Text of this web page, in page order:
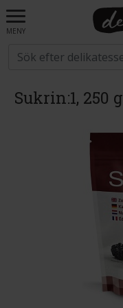
MENY
Sukrin:1, 250 g